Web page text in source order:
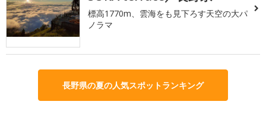
標高1770m、雲海をも見下ろす天空の大パ
ノラマ
長野県の夏の人気スポットランキング